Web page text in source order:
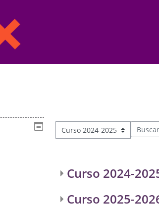
Categorías Buscar
Curso 2024-
Curso 2025-